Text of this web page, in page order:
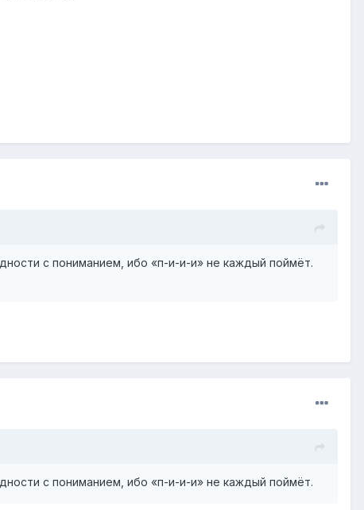
с пониманием, ибо «п-и-и-и» не каждый поймёт.
с пониманием, ибо «п-и-и-и» не каждый поймёт.